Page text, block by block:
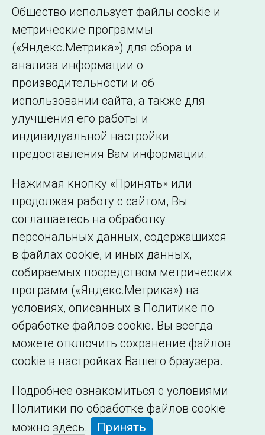
← Все публикации
Подписаться на новости
©2005–2026 АО «СО ЕЭС»
Филиалы и
представительства
образовательной
организации
Общество использует файлы cookie и
метрические программы
(«Яндекс.Метрика») для сбора и
анализа информации о
производительности и об
использовании сайта, а также для
улучшения его работы и
индивидуальной настройки
предоставления Вам информации.
Нажимая кнопку «Принять» или
продолжая работу с сайтом, Вы
соглашаетесь на обработку
персональных данных, содержащихся
в файлах cookie, и иных данных,
собираемых посредством метрических
программ («Яндекс.Метрика») на
условиях, описанных в Политике по
обработке файлов cookie. Вы всегда
можете отключить сохранение файлов
cookie в настройках Вашего браузера.
Подробнее ознакомиться с условиями
Политики по обработке файлов cookie
можно здесь. Принять